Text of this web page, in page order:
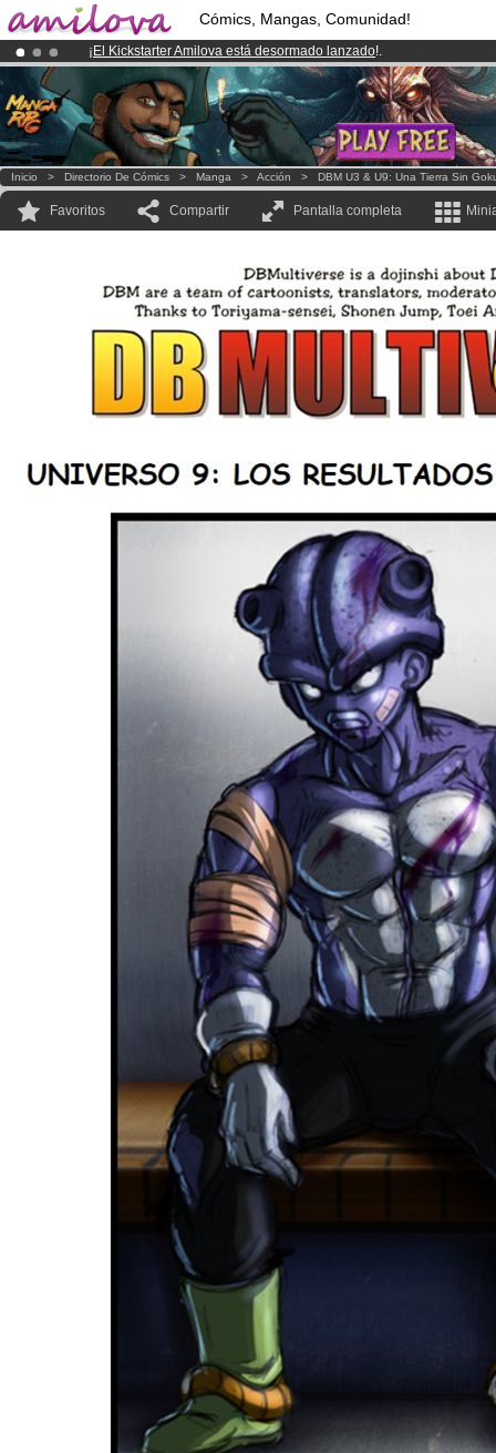
Cómics, Mangas, Comunidad!
¡ El Kickstarter Amilova está desormado lanzado!.
¡Ya tenemos 100000miembrosy 1000Cómics y Mangas!.
¡Conviertete en Premium por3.95 euros al mes!Hazte Premium ya
Inicio > Directorio De Cómics > Manga > Acción > DBM U3 & U9: Una Tierra Sin
Favoritos Compartir Pantalla completa